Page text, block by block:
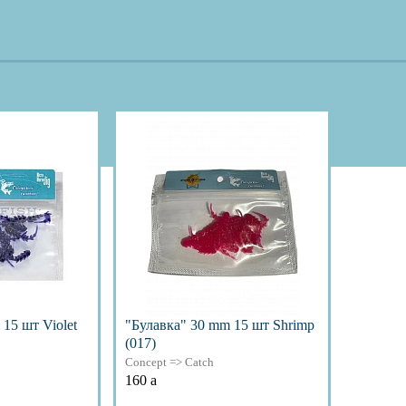
15 шт Violet
"Булавка" 30 mm 15 шт Shrimp
(017)
Concept => Catch
160 a